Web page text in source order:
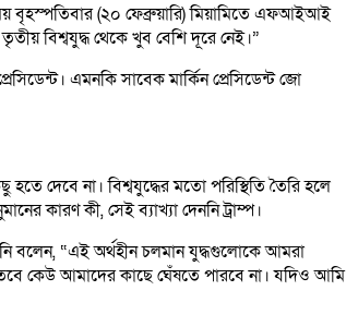
সময় বৃহস্পতিবার (২০ ফেব্রুয়ারি) মিয়ামিতে এফআইআই
বিশ্বযুদ্ধ থেকে খুব বেশি দূরে নেই।”
এমনকি সাবেক মার্কিন প্রেসিডেন্ট জো
দেবে না। বিশ্বযুদ্ধের মতো পরিস্থিতি তৈরি হলে
কারণ কী, সেই ব্যাখ্যা দেননি ট্রাম্প।
বলেন, “এই অর্থহীন চলমান যুদ্ধগুলোকে আমরা
কেউ আমাদের কাছে ঘেঁষতে পারবে না। যদিও আমি